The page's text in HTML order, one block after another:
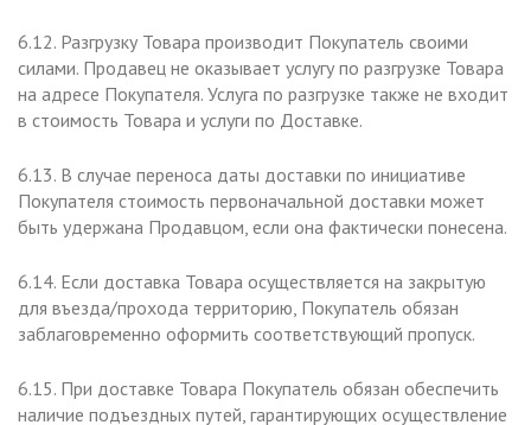
6.12. Разгрузку Товара производит Покупатель своими
силами. Продавец не оказывает услугу по разгрузке Товара
на адресе Покупателя. Услуга по разгрузке также не входит
в стоимость Товара и услуги по Доставке.
6.13. В случае переноса даты доставки по инициативе
Покупателя стоимость первоначальной доставки может
быть удержана Продавцом, если она фактически понесена.
6.14. Если доставка Товара осуществляется на закрытую
для въезда/прохода территорию, Покупатель обязан
заблаговременно оформить соответствующий пропуск.
6.15. При доставке Товара Покупатель обязан обеспечить
наличие подъездных путей, гарантирующих осуществление